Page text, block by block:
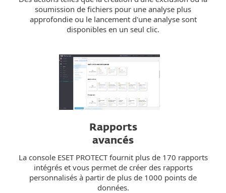
soumission de fichiers pour une analyse plus
approfondie ou le lancement d'une analyse sont
disponibles en un seul clic.
Rapports
avancés
La console ESET PROTECT fournit plus de 170 rapports
intégrés et vous permet de créer des rapports
personnalisés à partir de plus de 1000 points de
données.